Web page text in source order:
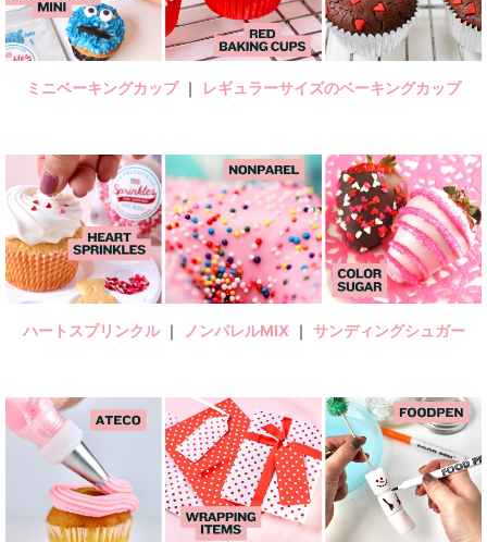
ミニベーキングカップ｜ レギュラーサイズのベーキングカップ
ハートスプリンクル｜ ノンパレルMIX ｜ サンディングシュガー